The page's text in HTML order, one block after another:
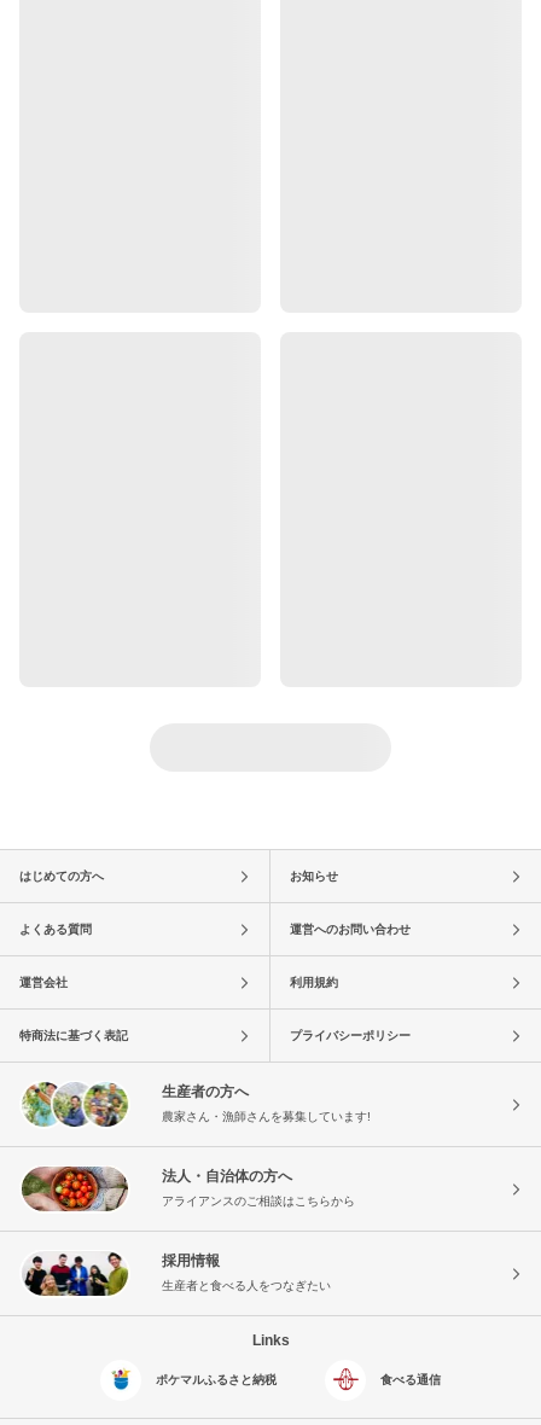
はじめての方へ お知らせ
よくある質問 運営へのお問い合わせ
運営会社 利用規約
特商法に基づく表記 プライバシーポリシー
生産者の方へ
農家さん・漁師さんを募集しています!
法人・自治体の方へ
アライアンスのご相談はこちらから
採用情報
生産者と食べる人をつなぎたい
Links
ポケマルふるさと納税 食べる通信